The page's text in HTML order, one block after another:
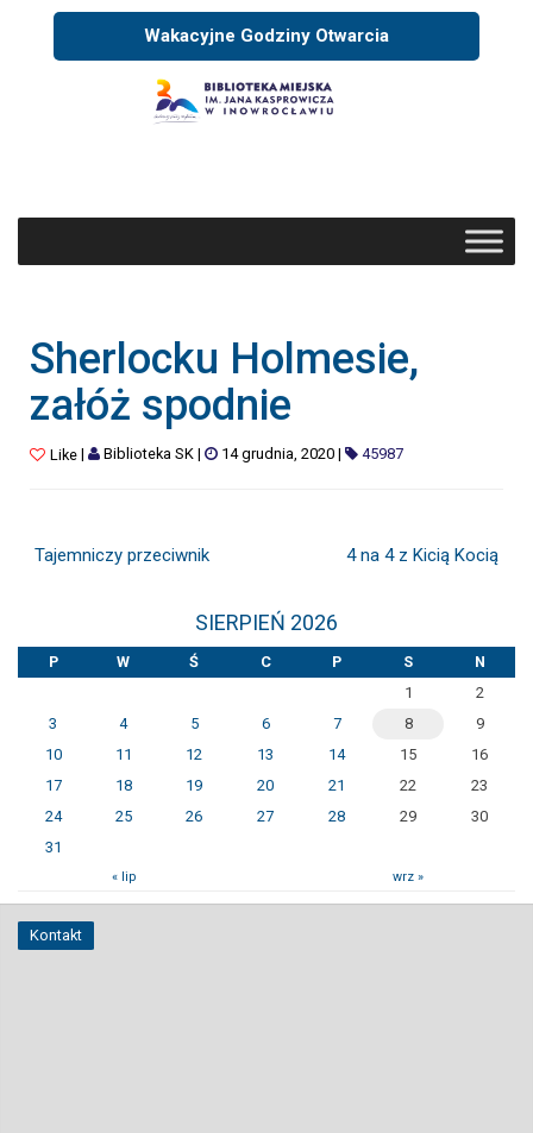
Wakacyjne Godziny Otwarcia
Sherlocku Holmesie,
załóż spodnie
Like| Biblioteka SK| 14 grudnia, 2020| 45987
Tajemniczy przeciwnik 4 na 4 z Kicią Kocią
SIERPIEŃ 2026
P W Ś C P S
N
1
2
3
4 5 6 7 8
9
10
11 12 13 14 15
16
17
18 19 20 21 22
23
24
25 26 27 28 29
30
31
« lip wrz »
Kontakt